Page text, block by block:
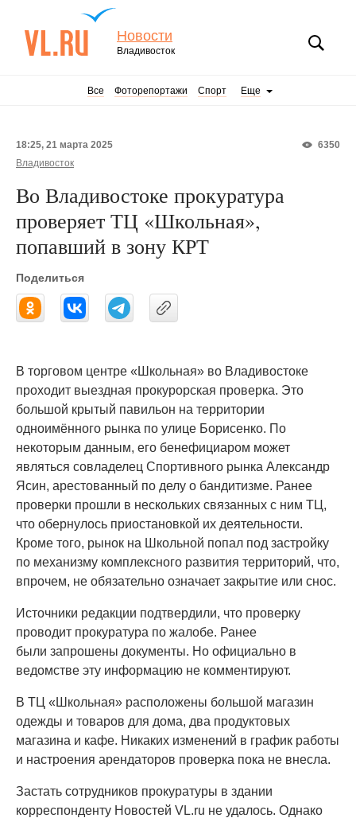
Новости
Владивосток
Все Фоторепортажи Спорт Еще
6350
18:25, 21 марта 2025
Владивосток
Во Владивостоке прокуратура
проверяет ТЦ «Школьная»,
попавший в зону КРТ
Поделиться
В торговом центре «Школьная» во Владивостоке
проходит выездная прокурорская проверка. Это
большой крытый павильон на территории
одноимённого рынка по улице Борисенко. По
некоторым данным, его бенефициаром может
являться совладелец Спортивного рынка Александр
Ясин, арестованный по делу о бандитизме. Ранее
проверки прошли в нескольких связанных с ним ТЦ,
что обернулось приостановкой их деятельности.
Кроме того, рынок на Школьной попал под застройку
по механизму комплексного развития территорий, что,
впрочем, не обязательно означает закрытие или снос.
Источники редакции подтвердили, что проверку
проводит прокуратура по жалобе. Ранее
были запрошены документы. Но официально в
ведомстве эту информацию не комментируют.
В ТЦ «Школьная» расположены большой магазин
одежды и товаров для дома, два продуктовых
магазина и кафе. Никаких изменений в график работы
и настроения арендаторов проверка пока не внесла.
Застать сотрудников прокуратуры в здании
корреспонденту Новостей VL.ru не удалось. Однако